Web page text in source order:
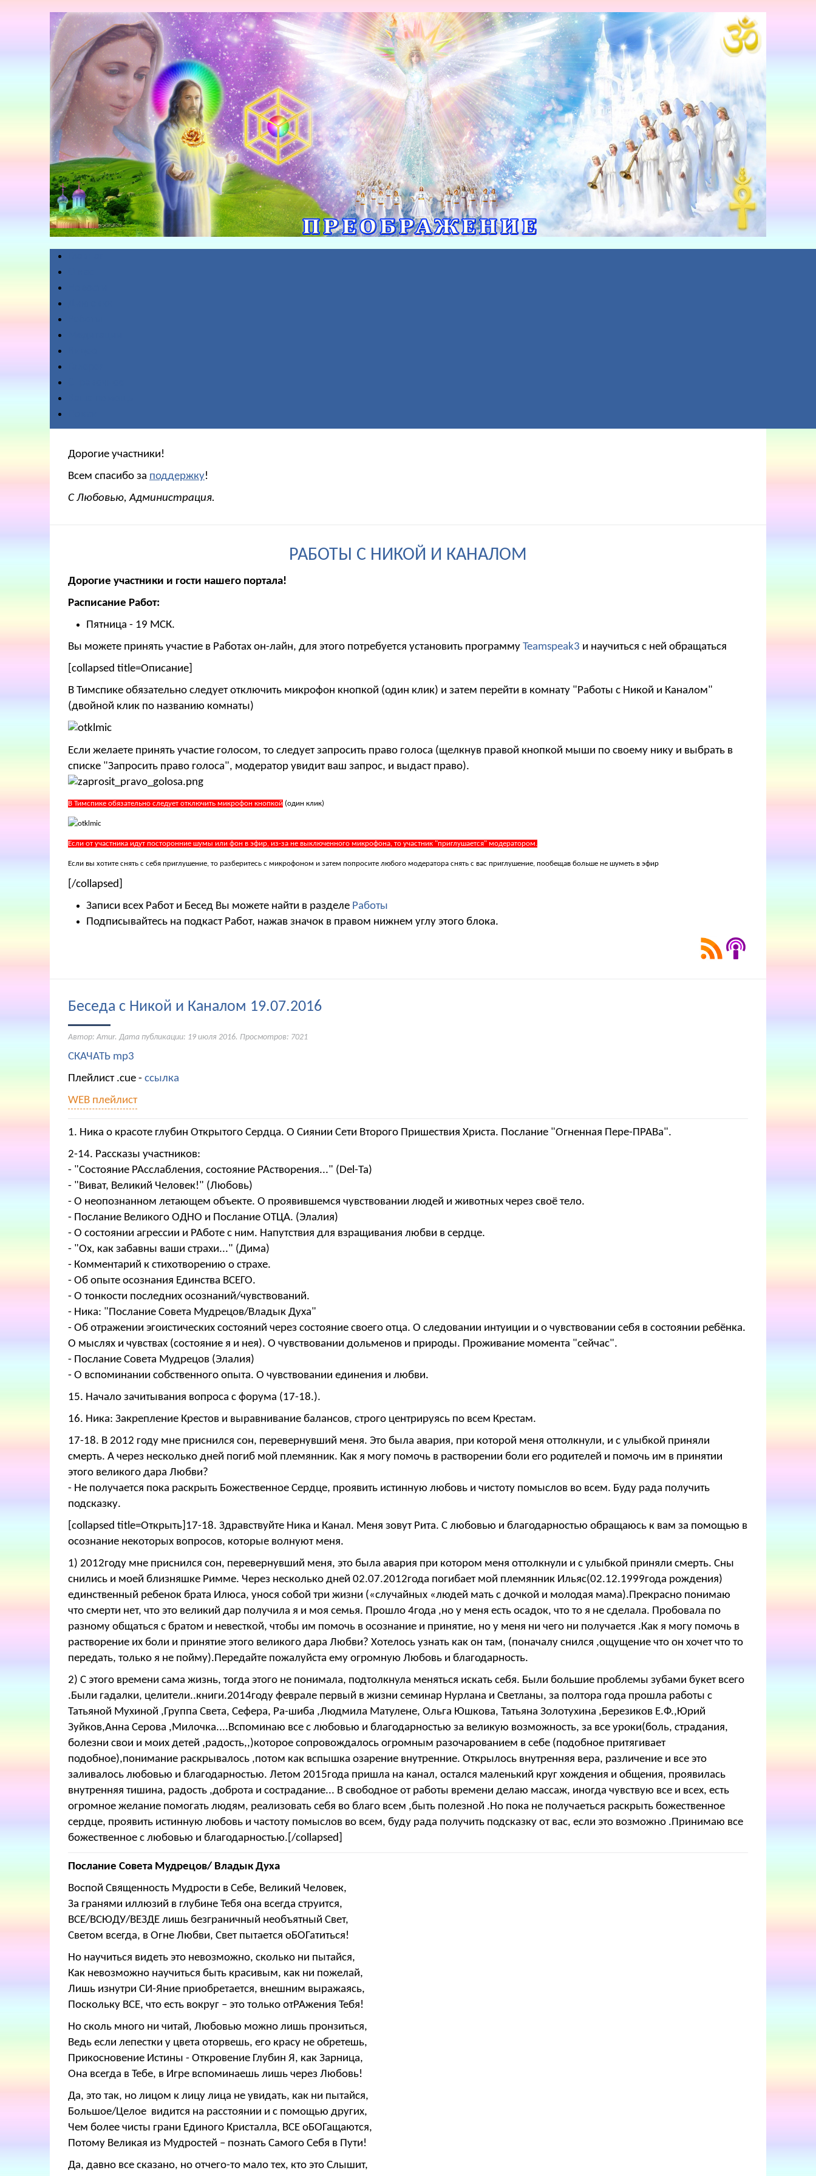
Дорогие участники!
Всем спасибо за поддержку!
С Любовью, Администрация.
РАБОТЫ С НИКОЙ И КАНАЛОМ
Дорогие участники и гости нашего портала!
Расписание Работ:
Пятница - 19 МСК.
Вы можете принять участие в Работах он-лайн, для этого потребуется установить программу Teamspeak3 и научиться с ней обращаться
[collapsed title=Описание]
В Тимспике обязательно следует отключить микрофон кнопкой (один клик) и затем перейти в комнату "Работы с Никой и Каналом"
(двойной клик по названию комнаты)
Если желаете принять участие голосом, то следует запросить право голоса (щелкнув правой кнопкой мыши по своему нику и выбрать в
списке "Запросить право голоса", модератор увидит ваш запрос, и выдаст право).
В Тимспике обязательно следует отключить микрофон кнопкой (один клик)
Если от участника идут посторонние шумы или фон в эфир, из-за не выключенного микрофона, то участник "приглушается" модератором.
Если вы хотите снять с себя приглушение, то разберитесь с микрофоном и затем попросите любого модератора снять с вас приглушение, пообещав больше не шуметь в эфир
[/collapsed]
Записи всех Работ и Бесед Вы можете найти в разделе Работы
Подписывайтесь на подкаст Работ, нажав значок в правом нижнем углу этого блока.
Беседа с Никой и Каналом 19.07.2016
Автор: Amur. Дата публикации: 19 июля 2016. Просмотров: 7021
СКАЧАТЬ mp3
Плейлист .cue - ссылка
WEB плейлист
1. Ника о красоте глубин Открытого Сердца. О Сиянии Сети Второго Пришествия Христа. Послание "Огненная Пере-ПРАВа".
2-14. Рассказы участников:
- "Состояние РАсслабления, состояние РАстворения..." (Del-Ta)
- "Виват, Великий Человек!" (Любовь)
- О неопознанном летающем объекте. О проявившемся чувствовании людей и животных через своё тело.
- Послание Великого ОДНО и Послание ОТЦА. (Элалия)
- О состоянии агрессии и РАботе с ним. Напутствия для взращивания любви в сердце.
- "Ох, как забавны ваши страхи..." (Дима)
- Комментарий к стихотворению о страхе.
- Об опыте осознания Единства ВСЕГО.
- О тонкости последних осознаний/чувствований.
- Ника: "Послание Совета Мудрецов/Владык Духа"
- Об отражении эгоистических состояний через состояние своего отца. О следовании интуиции и о чувствовании себя в состоянии ребёнка.
О мыслях и чувствах (состояние я и нея). О чувствовании дольменов и природы. Проживание момента "сейчас".
- Послание Совета Мудрецов (Элалия)
- О вспоминании собственного опыта. О чувствовании единения и любви.
15. Начало зачитывания вопроса с форума (17-18.).
16. Ника: Закрепление Крестов и выравнивание балансов, строго центрируясь по всем Крестам.
17-18. В 2012 году мне приснился сон, перевернувший меня. Это была авария, при которой меня оттолкнули, и с улыбкой приняли
смерть. А через несколько дней погиб мой племянник. Как я могу помочь в растворении боли его родителей и помочь им в принятии
этого великого дара Любви?
- Не получается пока раскрыть Божественное Сердце, проявить истинную любовь и чистоту помыслов во всем. Буду рада получить
подсказку.
[collapsed title=Открыть]17-18. Здравствуйте Ника и Канал. Меня зовут Рита. С любовью и благодарностью обращаюсь к вам за помощью в
осознание некоторых вопросов, которые волнуют меня.
1) 2012году мне приснился сон, перевернувший меня, это была авария при котором меня оттолкнули и с улыбкой приняли смерть. Сны
снились и моей близняшке Римме. Через несколько дней 02.07.2012года погибает мой племянник Ильяс(02.12.1999года рождения)
единственный ребенок брата Илюса, унося собой три жизни («случайных «людей мать с дочкой и молодая мама).Прекрасно понимаю
что смерти нет, что это великий дар получила я и моя семья. Прошло 4года ,но у меня есть осадок, что то я не сделала. Пробовала по
разному общаться с братом и невесткой, чтобы им помочь в осознание и принятие, но у меня ни чего ни получается .Как я могу помочь в
растворение их боли и принятие этого великого дара Любви? Хотелось узнать как он там, (поначалу снился ,ощущение что он хочет что то
передать, только я не пойму).Передайте пожалуйста ему огромную Любовь и благодарность.
2) С этого времени сама жизнь, тогда этого не понимала, подтолкнула меняться искать себя. Были большие проблемы зубами букет всего
.Были гадалки, целители..книги.2014году феврале первый в жизни семинар Нурлана и Светланы, за полтора года прошла работы с
Татьяной Мухиной ,Группа Света, Сефера, Ра-шиба ,Людмила Матулене, Ольга Юшкова, Татьяна Золотухина ,Березиков Е.Ф.,Юрий
Зуйков,Анна Серова ,Милочка....Вспоминаю все с любовью и благодарностью за великую возможность, за все уроки(боль, страдания,
болезни свои и моих детей ,радость,,)которое сопровождалось огромным разочарованием в себе (подобное притягивает
подобное),понимание раскрывалось ,потом как вспышка озарение внутренние. Открылось внутренняя вера, различение и все это
заливалось любовью и благодарностью. Летом 2015года пришла на канал, остался маленький круг хождения и общения, проявилась
внутренняя тишина, радость ,доброта и сострадание... В свободное от работы времени делаю массаж, иногда чувствую все и всех, есть
огромное желание помогать людям, реализовать себя во благо всем ,быть полезной .Но пока не получаеться раскрыть божественное
сердце, проявить истинную любовь и частоту помыслов во всем, буду рада получить подсказку от вас, если это возможно .Принимаю все
божественное с любовью и благодарностью.[/collapsed]
Послание Совета Мудрецов/ Владык Духа
Воспой Священность Мудрости в Себе, Великий Человек,
За гранями иллюзий в глубине Тебя она всегда струится,
ВСЕ/ВСЮДУ/ВЕЗДЕ лишь безграничный необъятный Свет,
Светом всегда, в Огне Любви, Свет пытается оБОГатиться!
Но научиться видеть это невозможно, сколько ни пытайся,
Как невозможно научиться быть красивым, как ни пожелай,
Лишь изнутри СИ-Яние приобретается, внешним выражаясь,
Поскольку ВСЕ, что есть вокруг – это только отРАжения Тебя!
Но сколь много ни читай, Любовью можно лишь пронзиться,
Ведь если лепестки у цвета оторвешь, его красу не обретешь,
Прикосновение Истины - Откровение Глубин Я, как Зарница,
Она всегда в Тебе, в Игре вспоминаешь лишь через Любовь!
Да, это так, но лицом к лицу лица не увидать, как ни пытайся,
Большое/Целое видится на расстоянии и с помощью других,
Чем более чисты грани Единого Кристалла, ВСЕ оБОГащаются,
Потому Великая из Мудростей – познать Самого Себя в Пути!
Да, давно все сказано, но отчего-то мало тех, кто это Слышит,